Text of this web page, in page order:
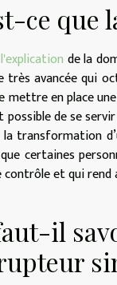
ce que
l'explication de la
très avancée qui
mettre en place
possible de se
transformation
certaines
contrôle et qui
il